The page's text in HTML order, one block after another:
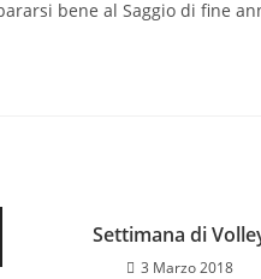
bene al Saggio di fine
Settimana di
3 Marzo 2018